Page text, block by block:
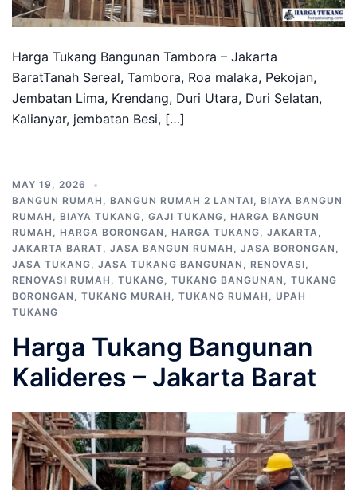
Harga Tukang Bangunan Tambora – Jakarta
BaratTanah Sereal, Tambora, Roa malaka, Pekojan,
Jembatan Lima, Krendang, Duri Utara, Duri Selatan,
Kalianyar, jembatan Besi, […]
MAY 19, 2026
BANGUN RUMAH , BANGUN RUMAH 2 LANTAI, BIAYA BANGUN
RUMAH , BIAYA TUKANG, GAJI TUKANG, HARGA BANGUN
RUMAH , HARGA BORONGAN , HARGA TUKANG, JAKARTA,
JAKARTA BARAT, JASA BANGUN RUMAH , JASA BORONGAN ,
JASA TUKANG, JASA TUKANG BANGUNAN , RENOVASI,
RENOVASI RUMAH , TUKANG, TUKANG BANGUNAN , TUKANG
BORONGAN , TUKANG MURAH , TUKANG RUMAH , UPAH
TUKANG
Harga Tukang Bangunan
Kalideres – Jakarta Barat